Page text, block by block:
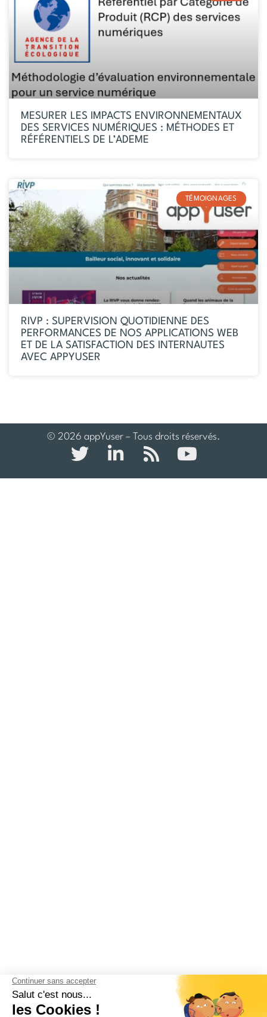
MESURER LES IMPACTS ENVIRONNEMENTAUX
DES SERVICES NUMÉRIQUES : MÉTHODES ET
RÉFÉRENTIELS DE L’ADEME
TÉMOIGNAGES
RIVP : SUPERVISION QUOTIDIENNE DES
PERFORMANCES DE NOS APPLICATIONS WEB
ET DE LA SATISFACTION DES INTERNAUTES
AVEC APPYUSER
© 2026 appYuser – Tous droits réservés.